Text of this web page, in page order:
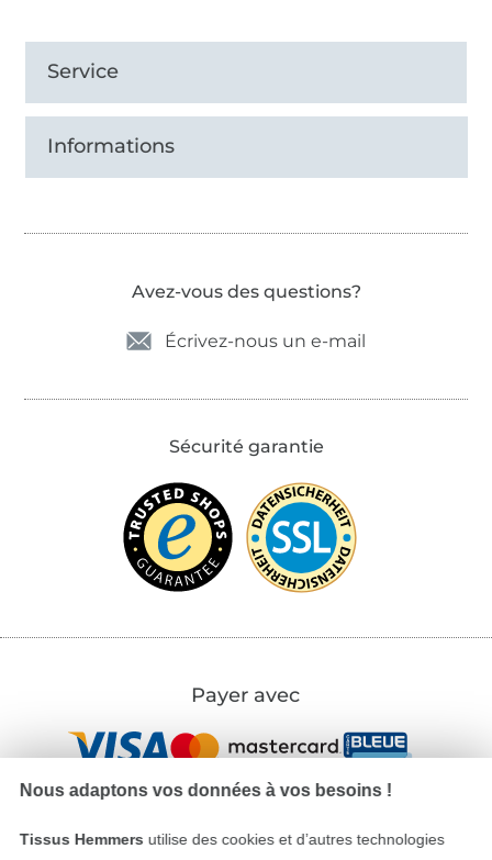
Service
Informations
Avez-vous des questions?
Écrivez-nous un e-mail
Sécurité garantie
Payer avec
Nous adaptons vos données à vos besoins !
Tissus Hemmers utilise des cookies et d’autres technologies